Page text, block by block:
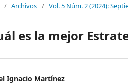
/ Archivos / Vol. 5 Núm. 2 (2024):
es la mejor
Ignacio Martínez